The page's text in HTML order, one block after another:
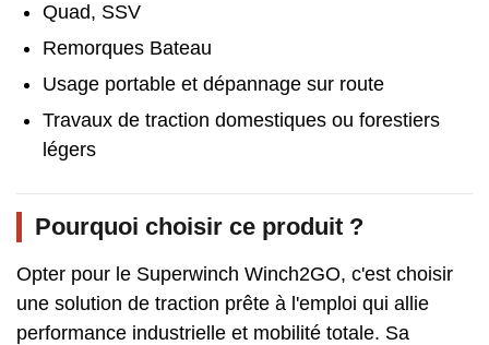
Quad, SSV
Remorques Bateau
Usage portable et dépannage sur route
Travaux de traction domestiques ou forestiers
légers
Pourquoi choisir ce produit ?
Opter pour le Superwinch Winch2GO, c'est choisir
une solution de traction prête à l'emploi qui allie
performance industrielle et mobilité totale. Sa